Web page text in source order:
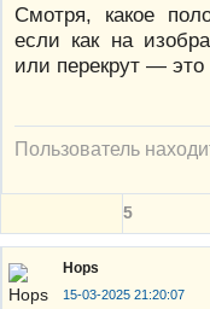
Смотря, какое
если как на
или перекрут —
Пользователь
5
Hops
15-03-2025 21:20:07